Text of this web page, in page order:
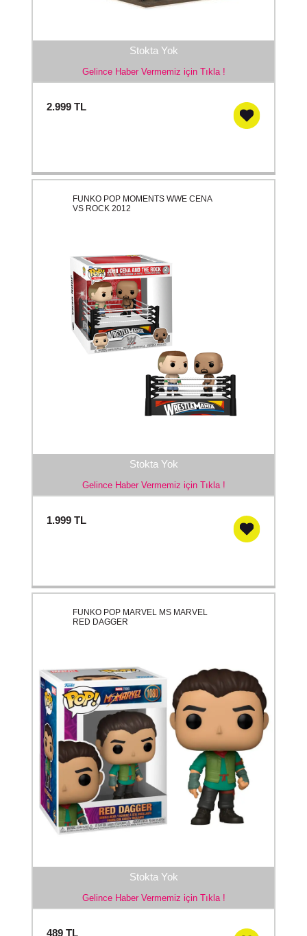
Stokta Yok
Gelince Haber Vermemiz için Tıkla !
2.999 TL
Stokta Yok
Gelince Haber Vermemiz için Tıkla !
FUNKO POP MOMENTS WWE CENA
VS ROCK 2012
1.999 TL
Stokta Yok
Gelince Haber Vermemiz için Tıkla !
FUNKO POP MARVEL MS MARVEL
RED DAGGER
489 TL